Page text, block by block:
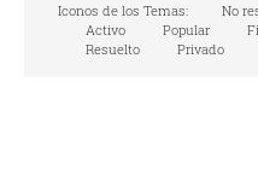
Iconos de los Temas:
No
Activo
Popular
Resuelto
Privado